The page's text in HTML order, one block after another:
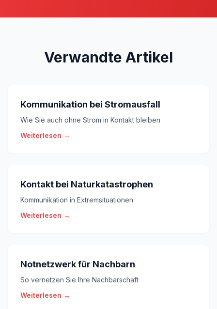
Verwandte Artikel
Kommunikation bei Stromausfall
Wie Sie auch ohne Strom in Kontakt bleiben
Weiterlesen →
Kontakt bei Naturkatastrophen
Kommunikation in Extremsituationen
Weiterlesen →
Notnetzwerk für Nachbarn
So vernetzen Sie Ihre Nachbarschaft
Weiterlesen →